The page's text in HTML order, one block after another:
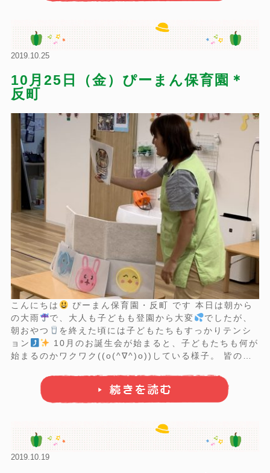
2019.10.25
10月25日（金）ぴーまん保育園＊
反町
こんにちは
の大雨
で、大人も子どもも登園から大変
でしたが、
朝おやつ
を終えた頃には子どもたちもすっかりテンシ
ョン
始まるのかワクワク((o(^∇^)o))している様子。 皆の注
レゼントに満足そうなお友達
2019.10.19